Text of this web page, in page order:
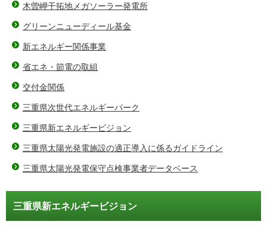
木曽岬干拓地メガソーラー発電所
グリーンニューディール基金
新エネルギー関係事業
省エネ・節電の取組
交付金関係
三重県次世代エネルギーパーク
三重県新エネルギービジョン
三重県太陽光発電施設の適正導入に係るガイドライン
三重県太陽光発電保守点検事業者データベース
三重県新エネルギービジョン